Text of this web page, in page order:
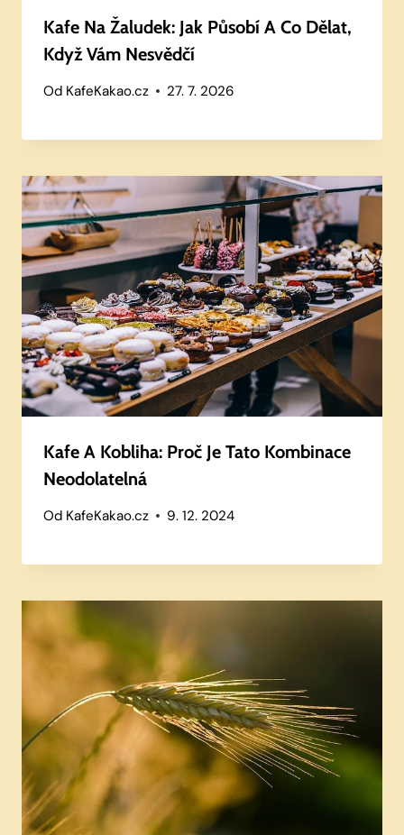
Kafe Na Žaludek: Jak Působí A Co Dělat,
Když Vám Nesvědčí
Od KafeKakao.cz 27. 7. 2026
Kafe A Kobliha: Proč Je Tato Kombinace
Neodolatelná
Od KafeKakao.cz 9. 12. 2024